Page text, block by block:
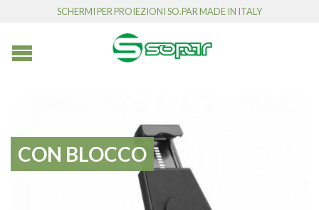
SCHERMI PER PROIEZIONI SO.PAR MADE IN ITALY
CON BLOCCO